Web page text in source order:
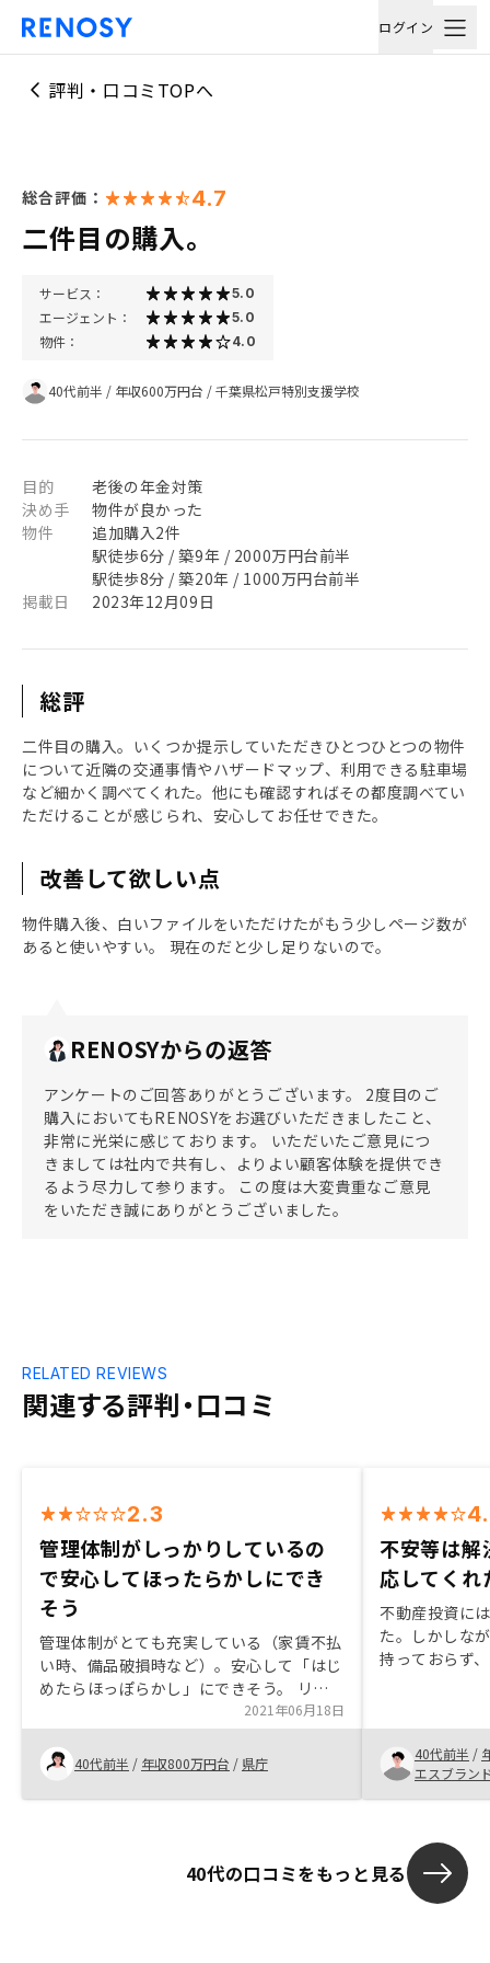
ログイン
評判・口コミTOPへ
総合評価： 4.7
二件目の購入。
サービス： 5.0
エージェント： 5.0
物件： 4.0
40代前半 / 年収600万円台 /千葉県松戸特別支援学校
目的
老後の年金対策
決め手
物件が良かった
物件
追加購入2件
駅徒歩6分 / 築9年 / 2000万円台前半
駅徒歩8分 / 築20年 / 1000万円台前半
掲載日
2023年12月09日
総評
二件目の購入。いくつか提示していただきひとつひとつの物件
について近隣の交通事情やハザードマップ、利用できる駐車場
など細かく調べてくれた。他にも確認すればその都度調べてい
ただけることが感じられ、安心してお任せできた。
改善して欲しい点
物件購入後、白いファイルをいただけたがもう少しページ数が
あると使いやすい。 現在のだと少し足りないので。
RENOSYからの返答
アンケートのご回答ありがとうございます。 2度目のご
購入においてもRENOSYをお選びいただきましたこと、
非常に光栄に感じております。 いただいたご意見につ
きましては社内で共有し、よりよい顧客体験を提供でき
るよう尽力して参ります。 この度は大変貴重なご意見
をいただき誠にありがとうございました。
関連する評判・口コミ
RELATED REVIEWS
2.3
管理体制がしっかりしているの
で安心してほったらかしにでき
そう
管理体制がとても充実している（家賃不払
い時、備品破損時など）。安心して「はじ
めたらほっぽらかし」にできそう。 リノ
ベなど商品価値を上げる系列会社があり、
資産価値減対策ができると感じる営業担当
がとにかく契約を急いでいる感じがした。
管理サービスがいいから契約しようと思っ
ているのに、担当の性急な態度が、何かこ
まう。 面談中に物件を見せられ、その場
2021年06月18日
40代前半 / 年収800万円台 / 県庁
不安等は解
応してくれ
不動産投資に
た。しかしな
持っておらず
まが、リモー
明いただいた
た。 不動産投
れからのサポ
約しましたの
トを心掛けて
す。
40代前半 /
エスブラン
40代の口コミをもっと見る